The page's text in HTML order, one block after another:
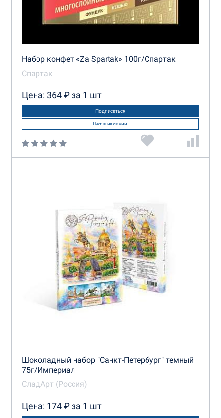
Набор конфет «Za Spartak» 100г/Спартак
Спартак
Цена: 364 ₽ за 1 шт
Подписаться
Нет в наличии
Шоколадный набор "Санкт-Петербург" темный
75г/Империал
СладАрт (Россия)
Цена: 174 ₽ за 1 шт